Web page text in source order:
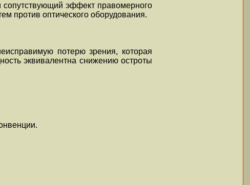
эффект правомерного
против оптического оборудования.
потерю зрения, которая
эквивалентна снижению остроты